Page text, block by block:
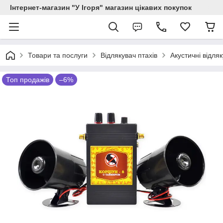
Інтернет-магазин "У Ігоря" магазин цікавих покупок
Товари та послуги Відлякувач птахів Акустичні
Топ продажів –6%